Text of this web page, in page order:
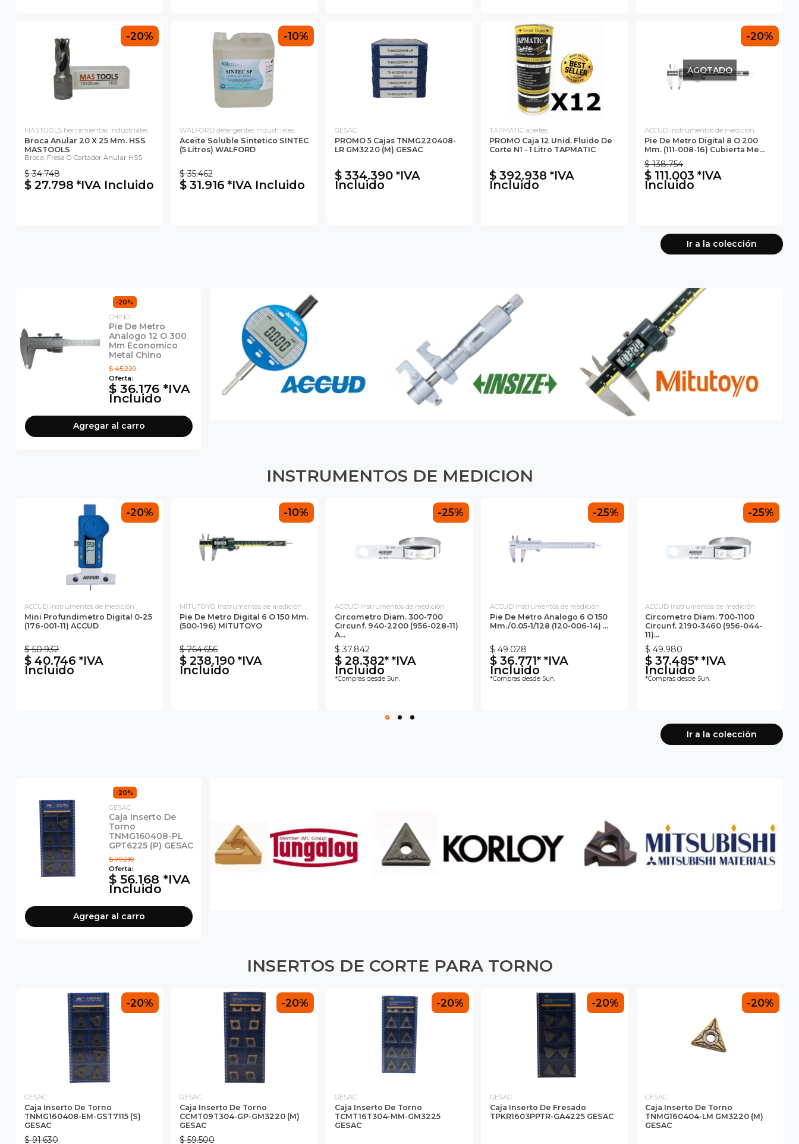
-20%
MASTOOLS herramientas industriales
Broca Anular 20 X 25 Mm. HSS
MASTOOLS
Broca, Fresa O Cortador Anular HSS
$ 34.748
$ 27.798 *IVA Incluido
-10%
WALFORD detergentes industriales
Aceite Soluble Sintetico SINTEC
(5 Litros) WALFORD
$ 35.462
$ 31.916 *IVA Incluido
GESAC
PROMO 5 Cajas TNMG220408-
LR GM3220 (M) GESAC
$ 334.390 *IVA
Incluido
TAPMATIC aceites
PROMO Caja 12 Unid. Fluido De
Corte N1 - 1 Litro TAPMATIC
$ 392.938 *IVA
Incluido
-20%
AGOTADO
ACCUD instrumentos de medición
Pie De Metro Digital 8 O 200
Mm. (111-008-16) Cubierta Me...
$ 138.754
$ 111.003 *IVA
Incluido
Ir a la colección
-20%
CHINO
Pie De Metro
Analogo 12 O 300
Mm Economico
Metal Chino
$ 45.220
$ 36.176 *IVA
Incluido
Agregar al carro
INSTRUMENTOS DE MEDICION
-20%
ACCUD instrumentos de medición
Mini Profundimetro Digital 0-25
(176-001-11) ACCUD
$ 50.932
$ 40.746 *IVA
Incluido
-10%
MITUTOYO instrumentos de medicion
Pie De Metro Digital 6 O 150 Mm.
(500-196) MITUTOYO
$ 264.656
$ 238.190 *IVA
Incluido
-25%
ACCUD instrumentos de medición
Circometro Diam. 300-700
Circunf. 940-2200 (956-028-11)
A...
$ 37.842
$ 28.382* *IVA
Incluido
*Compras desde 5un.
-25%
ACCUD instrumentos de medición
Pie De Metro Analogo 6 O 150
Mm./0.05-1/128 (120-006-14) ...
$ 49.028
$ 36.771* *IVA
Incluido
*Compras desde 5un.
-25%
ACCUD instrumentos de medición
Circometro Diam. 700-1100
Circunf. 2190-3460 (956-044-
11)...
$ 49.980
$ 37.485* *IVA
Incluido
*Compras desde 5un.
Ir a la colección
-20%
GESAC
Caja Inserto De
Torno
TNMG160408-PL
GPT6225 (P) GESAC
$ 70.210
$ 56.168 *IVA
Incluido
Agregar al carro
INSERTOS DE CORTE PARA TORNO
-20%
GESAC
Caja Inserto De Torno
TNMG160408-EM-GST7115 (S)
GESAC
$ 91.630
-20%
GESAC
Caja Inserto De Torno
CCMT09T304-GP-GM3220 (M)
GESAC
$ 59.500
-20%
GESAC
Caja Inserto De Torno
TCMT16T304-MM-GM3225
GESAC
-20%
GESAC
Caja Inserto De Fresado
TPKR1603PPTR-GA4225 GESAC
-20%
GESAC
Caja Inserto De Torno
TNMG160404-LM GM3220 (M)
GESAC